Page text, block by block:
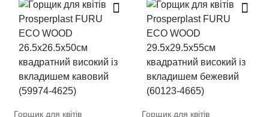
Горщик для квітів Горщик для квітів